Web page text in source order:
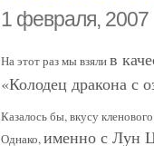
1 февраля, 2007
На этот раз мы взялив
«Колодец дракона с
Казалось бы, вкусу
Однако, именно с Лун